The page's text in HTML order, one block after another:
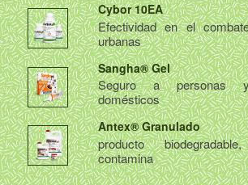
Cybor 10EA
Efectividad en el
urbanas
Sangha® Gel
Seguro a personas
domésticos
Antex® Granulado
producto
contamina